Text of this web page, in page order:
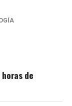
de